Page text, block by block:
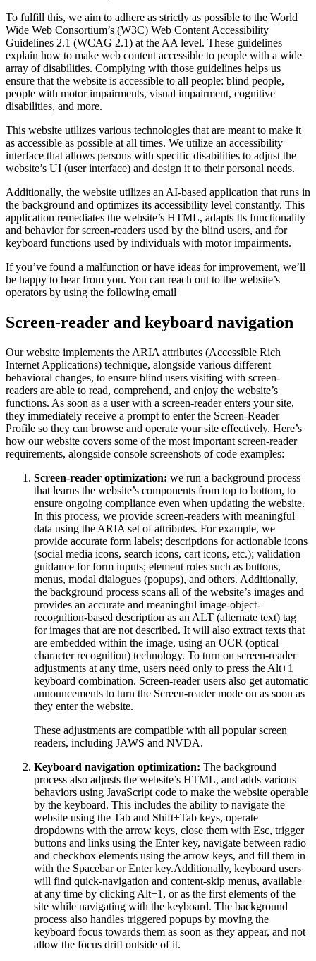
To fulfill this, we aim to adhere as strictly as possible to the World
Wide Web Consortium’s (W3C) Web Content Accessibility
Guidelines 2.1 (WCAG 2.1) at the AA level. These guidelines
explain how to make web content accessible to people with a wide
array of disabilities. Complying with those guidelines helps us
ensure that the website is accessible to all people: blind people,
people with motor impairments, visual impairment, cognitive
disabilities, and more.
This website utilizes various technologies that are meant to make it
as accessible as possible at all times. We utilize an accessibility
interface that allows persons with specific disabilities to adjust the
website’s UI (user interface) and design it to their personal needs.
Additionally, the website utilizes an AI-based application that runs in
the background and optimizes its accessibility level constantly. This
application remediates the website’s HTML, adapts Its functionality
and behavior for screen-readers used by the blind users, and for
keyboard functions used by individuals with motor impairments.
If you’ve found a malfunction or have ideas for improvement, we’ll
be happy to hear from you. You can reach out to the website’s
operators by using the following email
Screen-reader and keyboard navigation
Our website implements the ARIA attributes (Accessible Rich
Internet Applications) technique, alongside various different
behavioral changes, to ensure blind users visiting with screen-
readers are able to read, comprehend, and enjoy the website’s
functions. As soon as a user with a screen-reader enters your site,
they immediately receive a prompt to enter the Screen-Reader
Profile so they can browse and operate your site effectively. Here’s
how our website covers some of the most important screen-reader
requirements, alongside console screenshots of code examples:
Screen-reader optimization: we run a background process
that learns the website’s components from top to bottom, to
ensure ongoing compliance even when updating the website.
In this process, we provide screen-readers with meaningful
data using the ARIA set of attributes. For example, we
provide accurate form labels; descriptions for actionable icons
(social media icons, search icons, cart icons, etc.); validation
guidance for form inputs; element roles such as buttons,
menus, modal dialogues (popups), and others. Additionally,
the background process scans all of the website’s images and
provides an accurate and meaningful image-object-
recognition-based description as an ALT (alternate text) tag
for images that are not described. It will also extract texts that
are embedded within the image, using an OCR (optical
character recognition) technology. To turn on screen-reader
adjustments at any time, users need only to press the Alt+1
keyboard combination. Screen-reader users also get automatic
announcements to turn the Screen-reader mode on as soon as
they enter the website.
These adjustments are compatible with all popular screen
readers, including JAWS and NVDA.
Keyboard navigation optimization: The background
process also adjusts the website’s HTML, and adds various
behaviors using JavaScript code to make the website operable
by the keyboard. This includes the ability to navigate the
website using the Tab and Shift+Tab keys, operate
dropdowns with the arrow keys, close them with Esc, trigger
buttons and links using the Enter key, navigate between radio
and checkbox elements using the arrow keys, and fill them in
with the Spacebar or Enter key.Additionally, keyboard users
will find quick-navigation and content-skip menus, available
at any time by clicking Alt+1, or as the first elements of the
site while navigating with the keyboard. The background
process also handles triggered popups by moving the
keyboard focus towards them as soon as they appear, and not
allow the focus drift outside of it.